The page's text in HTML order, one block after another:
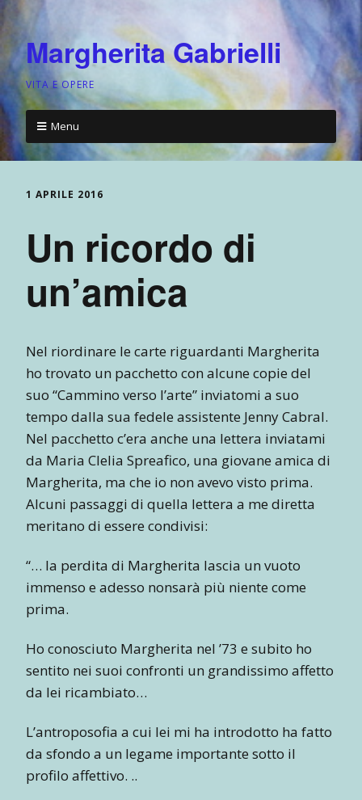
Margherita Gabrielli
VITA E OPERE
Menu
1 APRILE 2016
Un ricordo di
un’amica
Nel riordinare le carte riguardanti Margherita
ho trovato un pacchetto con alcune copie del
suo “Cammino verso l’arte” inviatomi a suo
tempo dalla sua fedele assistente Jenny Cabral.
Nel pacchetto c’era anche una lettera inviatami
da Maria Clelia Spreafico, una giovane amica di
Margherita, ma che io non avevo visto prima.
Alcuni passaggi di quella lettera a me diretta
meritano di essere condivisi:
“… la perdita di Margherita lascia un vuoto
immenso e adesso nonsarà più niente come
prima.
Ho conosciuto Margherita nel ’73 e subito ho
sentito nei suoi confronti un grandissimo affetto
da lei ricambiato…
L’antroposofia a cui lei mi ha introdotto ha fatto
da sfondo a un legame importante sotto il
profilo affettivo. ..